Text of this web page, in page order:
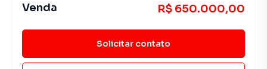
Venda R$ 650.000,00
Solicitar contato